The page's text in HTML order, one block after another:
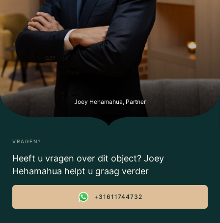
Joey Hehamahua, Partner
VRAGEN?
Heeft u vragen over dit object? Joey
Hehamahua helpt u graag verder
+31611744732